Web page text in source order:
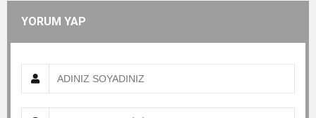
YORUM YAP